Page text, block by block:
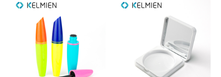
оптовые продажи
напрямую с завода